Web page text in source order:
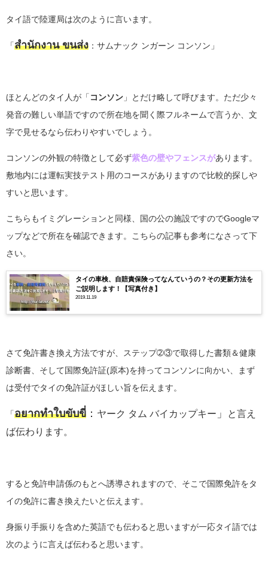
タイ語で陸運局は次のように言います。
「สํานักงาน ขนส่ง ：サムナック ンガーン コンソン」
ほとんどのタイ人が「 コンソン 」とだけ略して呼びます。ただ少々
発音の難しい単語ですので所在地を聞く際フルネームで言うか、文
字で見せるなら伝わりやすいでしょう。
コンソンの外観の特徴として必ず紫色の壁やフェンスがあります。
敷地内には運転実技テスト用のコースがありますので比較的探しや
すいと思います。
こちらもイミグレーションと同様、国の公の施設ですのでGoogleマ
ップなどで所在を確認できます。こちらの記事も参考になさって下
さい。
タイの車検、自賠責保険ってなんていうの？その更新方法を
ご説明します！【写真付き】
2019.11.19
さて免許書き換え方法ですが、ステップ➁③で取得した書類＆健康
診断書、そして国際免許証(原本)を持ってコンソンに向かい、まず
は受付でタイの免許証がほしい旨を伝えます。
「 อยากทำใบขับขี่ ： ヤーク タム バイカップキー 」
と言え
ば伝わります。
すると免許申請係のもとへ誘導されますので、そこで国際免許をタ
イの免許に書き換えたいと伝えます。
身振り手振りを含めた英語でも伝わると思いますが一応タイ語では
次のように言えば伝わると思います。